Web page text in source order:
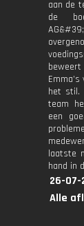
aan de
de
het stil.
team
een
laatste
hand in
26-07-
Alle